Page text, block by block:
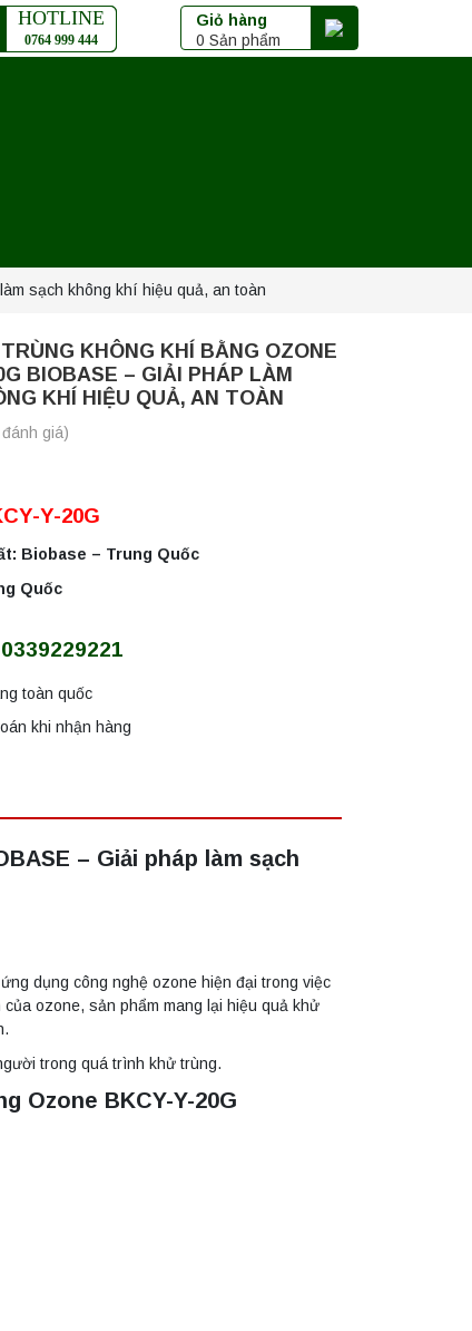
Giỏ hàng
0 Sản phẩm
HOTLINE
0764 999 444
sạch không khí hiệu quả, an toàn
KHÔNG KHÍ BẰNG OZONE
BIOBASE – GIẢI PHÁP LÀM
KHÍ HIỆU QUẢ, AN TOÀN
giá)
Y-20G
Biobase – Trung Quốc
Quốc
0339229221
toàn quốc
khi nhận hàng
– Giải pháp làm sạch
dụng công nghệ ozone hiện đại trong việc
ozone, sản phẩm mang lại hiệu quả khử
trong quá trình khử trùng.
Ozone BKCY-Y-20G